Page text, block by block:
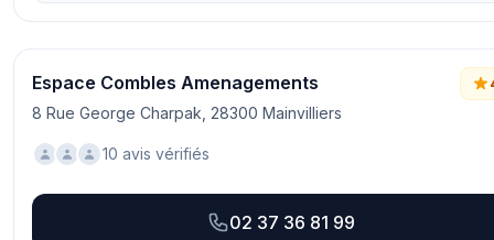
Espace Combles Amenagements
8 Rue George Charpak, 28300 Mainvilliers
10 avis vérifiés
02 37 36 81 99